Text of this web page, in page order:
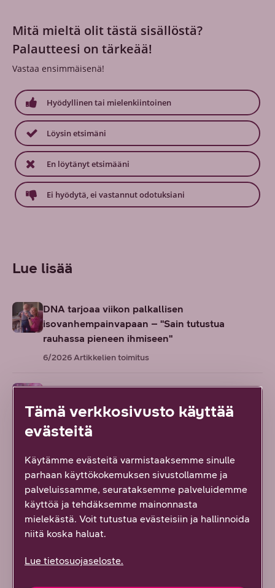
Mitä mieltä olit tästä sisällöstä?
Palautteesi on tärkeää!
Vastaa ensimmäisenä!
Hyödyllinen tai mielenkiintoinen
Löysin etsimäni
En löytänyt etsimääni
Ei hyödytä, ei vastannut odotuksiani
Lue lisää
DNA tarjoaa viikon palkallisen
isovanhempainvapaan – "Sain tutustua
rauhassa pieneen ihmiseen"
6/2026Artikkelien toimitus
Uuden älyn aikakausi: Näin tekniikka muuttaa
arkeasi
5/2026 Artikkelien toimitus
Maijun agility-porukka on enemmän kuin
harrastus – se on yhteisö, joka kantaa myös
työpäivän yli
5/2026 Artikkelien toimitus
Kellopuhelimista on kehkeytymässä ilmiö
Tämä verkkosivusto käyttää
evästeitä
Käytämme evästeitä varmistaaksemme sinulle
parhaan käyttökokemuksen sivustollamme ja
palveluissamme, seurataksemme palveluidemme
käyttöä ja tehdäksemme mainonnasta
mielekästä. Voit tutustua evästeisiin ja hallinnoida
niitä koska haluat.
Lue tietosuojaseloste.